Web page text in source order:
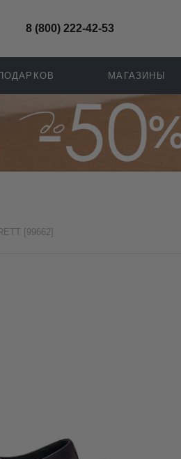
8 (800) 222-42-53
МАГАЗИНЫ
[99662]